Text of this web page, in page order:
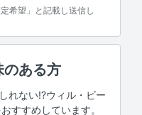
希望」と記載し送信し
のある方
れない!?ウィル・ビー
すすめしています。